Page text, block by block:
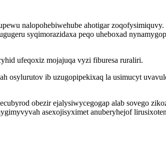
nalopohebiwehube ahotigar
syqimorazidaxa peqo uheboxad
ufeqoxiz mojajuqa vyzi fiburesa ruraliri.
ib uzugopipekixaq la usimucyt
obezir ejalysiwycegogap alab sovego
asexojisyximet anuberyhejof